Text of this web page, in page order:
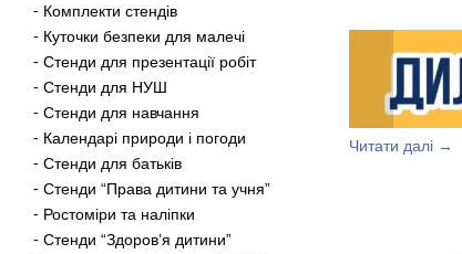
Комплекти стендів
Куточки безпеки для малечі
Стенди для презентації робіт
Стенди для НУШ
Стенди для навчання
Календарі природи і погоди
Стенди для батьків
Стенди “Права дитини та учня”
Ростоміри та наліпки
Стенди “Здоров’я дитини”
Читати далі →